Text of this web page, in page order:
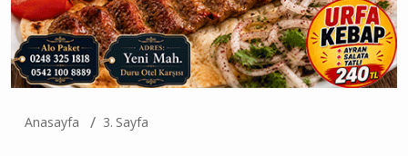
Anasayfa 3. Sayfa